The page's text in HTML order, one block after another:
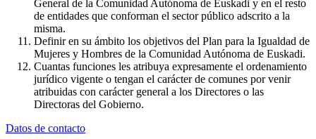
General de la Comunidad Autónoma de Euskadi y en el resto
de entidades que conforman el sector público adscrito a la
misma.
Definir en su ámbito los objetivos del Plan para la Igualdad de
Mujeres y Hombres de la Comunidad Autónoma de Euskadi.
Cuantas funciones les atribuya expresamente el ordenamiento
jurídico vigente o tengan el carácter de comunes por venir
atribuidas con carácter general a los Directores o las
Directoras del Gobierno.
Datos de contacto